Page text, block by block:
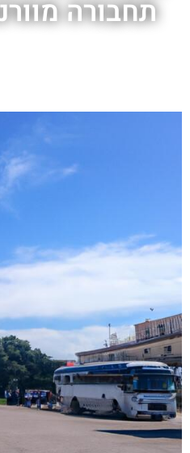
תחבורה